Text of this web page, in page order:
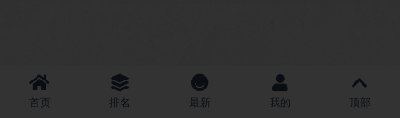
首页 排名 最新 我的 顶部